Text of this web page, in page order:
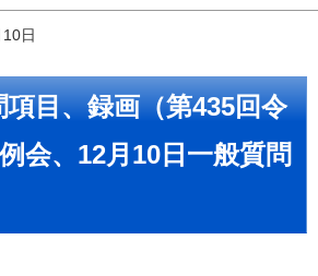
日
目、録画（第435回令
会、12月10日一般質問